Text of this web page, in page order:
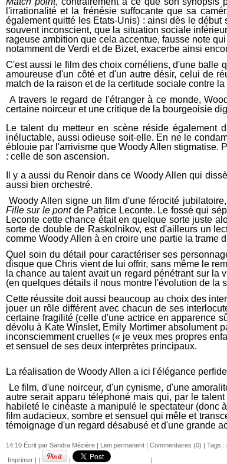
l'irrationalité et la frénésie suffocante que sa
également quitté les Etats-Unis) : ainsi dès le
souvent inconscient, que la situation sociale
rageuse ambition que cela accentue, fausse note
notamment de Verdi et de Bizet, exacerbe ainsi
C'est aussi le film des choix cornéliens, d'une balle
amoureuse d'un côté et d'un autre désir, celui de
match de la raison et de la certitude sociale contre
A travers le regard de l'étranger à ce monde,
certaine noirceur et une critique de la bourgeoisie
Le talent du metteur en scène réside également
inéluctable, aussi odieuse soit-elle. En ne le
éblouie par l'arrivisme que Woody Allen stigmatise.
: celle de son ascension.
Il y a aussi du Renoir dans ce Woody Allen qui
aussi bien orchestré.
Woody Allen signe un film d'une férocité
Fille sur le pontde Patrice Leconte. Le fossé qui
Leconte cette chance était en quelque sorte juste
sorte de double de Raskolnikov, est d'ailleurs un
comme Woody Allen à en croire une partie la trame
Quel soin du détail pour caractériser ses
disque que Chris vient de lui offrir, sans même le
la chance au talent avait un regard pénétrant sur
(en quelques détails il nous montre l'évolution de la
Cette réussite doit aussi beaucoup au choix des
jouer un rôle différent avec chacun de ses
certaine fragilité (celle d'une actrice en apparence
dévolu à Kate Winslet, Emily Mortimer absolument
inconsciemment cruelles (« je veux mes propres
et sensuel de ses deux interprètes principaux.
La réalisation de Woody Allen a ici l'élégance
Le film, d'une noirceur, d'un cynisme, d'une
autre serait apparu téléphoné mais qui, par le
habileté le cinéaste a manipulé le spectateur (donc
film audacieux, sombre et sensuel qui mêle et
témoignage d'un regard désabusé et d'une grande
14:10 Écrit par Sandra Mézière | Lien permanent | Commentaires (0) | Tags :
Imprimer | | | |